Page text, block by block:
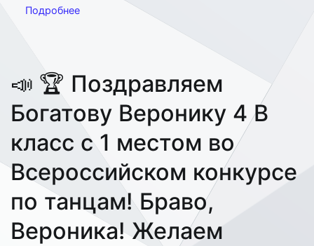
Подробнее
📣 🏆 Поздравляем
Богатову Веронику 4 В
класс с 1 местом во
Всероссийском конкурсе
по танцам! Браво,
Вероника! Желаем